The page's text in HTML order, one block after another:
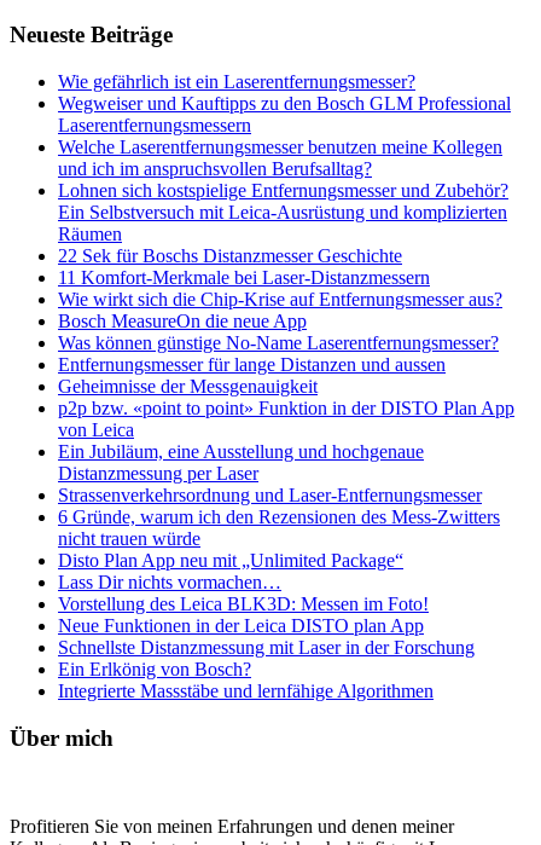
Neueste Beiträge
Wie gefährlich ist ein Laserentfernungsmesser?
Wegweiser und Kauftipps zu den Bosch GLM Professional
Laserentfernungsmessern
Welche Laserentfernungsmesser benutzen meine Kollegen
und ich im anspruchsvollen Berufsalltag?
Lohnen sich kostspielige Entfernungsmesser und Zubehör?
Ein Selbstversuch mit Leica-Ausrüstung und komplizierten
Räumen
22 Sek für Boschs Distanzmesser Geschichte
11 Komfort-Merkmale bei Laser-Distanzmessern
Wie wirkt sich die Chip-Krise auf Entfernungsmesser aus?
Bosch MeasureOn die neue App
Was können günstige No-Name Laserentfernungsmesser?
Entfernungsmesser für lange Distanzen und aussen
Geheimnisse der Messgenauigkeit
p2p bzw. «point to point» Funktion in der DISTO Plan App
von Leica
Ein Jubiläum, eine Ausstellung und hochgenaue
Distanzmessung per Laser
Strassenverkehrsordnung und Laser-Entfernungsmesser
6 Gründe, warum ich den Rezensionen des Mess-Zwitters
nicht trauen würde
Disto Plan App neu mit „Unlimited Package“
Lass Dir nichts vormachen…
Vorstellung des Leica BLK3D: Messen im Foto!
Neue Funktionen in der Leica DISTO plan App
Schnellste Distanzmessung mit Laser in der Forschung
Ein Erlkönig von Bosch?
Integrierte Massstäbe und lernfähige Algorithmen
Zweite
Über mich
Profitieren Sie von meinen Erfahrungen und denen meiner